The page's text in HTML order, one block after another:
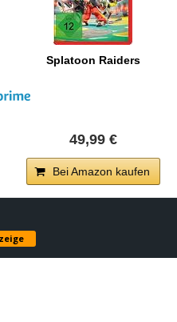
Splatoon Raiders
49,99 €
Bei Amazon kaufen